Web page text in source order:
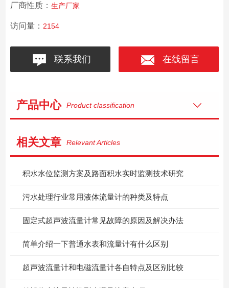
厂商性质： 生产厂家
访问量： 2154
联系我们 在线留言
产品中心 Product classification
相关文章 Relevant Articles
积水水位监测方案及路面积水实时监测技术研究
污水处理行业常用液体流量计的种类及特点
固定式超声波流量计常见故障的原因及解决办法
简单介绍一下普通水表和流量计有什么区别
超声波流量计和电磁流量计各自特点及区别比较